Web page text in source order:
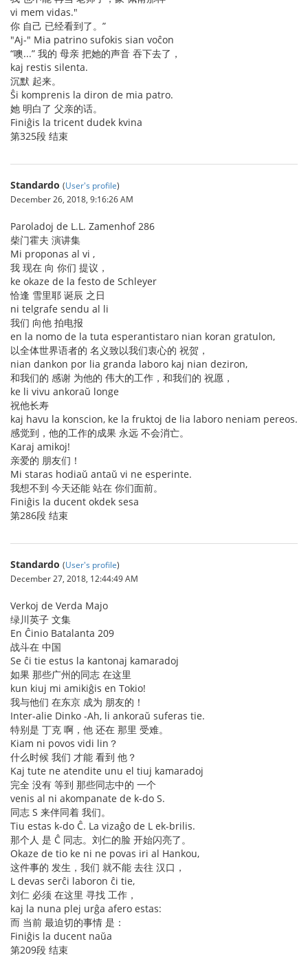
vi mem vidas."
你 自己 已经看到了。”
"Aj-" Mia patrino sufokis sian voĉon
“噢...” 我的 母亲 把她的声音 吞下去了，
kaj restis silenta.
沉默 起来。
Ŝi komprenis la diron de mia patro.
她 明白了 父亲的话。
Finiĝis la tricent dudek kvina
第325段 结束
Standardo (User's profile)
December 26, 2018, 9:16:26 AM
Paroladoj de L.L. Zamenhof 286
柴门霍夫 演讲集
Mi proponas al vi ,
我 现在 向 你们 提议，
ke okaze de la festo de Schleyer
恰逢 雪里耶 诞辰 之日
ni telgrafe sendu al li
我们 向他 拍电报
en la nomo de la tuta esperantistaro nian koran gratulon,
以全体世界语者的 名义致以我们衷心的 祝贺，
nian dankon por lia granda laboro kaj nian deziron,
和我们的 感谢 为他的 伟大的工作，和我们的 祝愿，
ke li vivu ankoraŭ longe
祝他长寿
kaj havu la konscion, ke la fruktoj de lia laboro neniam pereos.
感觉到，他的工作的成果 永远 不会消亡。
Karaj amikoj!
亲爱的 朋友们！
Mi staras hodiaŭ antaŭ vi ne esperinte.
我想不到 今天还能 站在 你们面前。
Finiĝis la ducent okdek sesa
第286段 结束
Standardo (User's profile)
December 27, 2018, 12:44:49 AM
Verkoj de Verda Majo
绿川英子 文集
En Ĉinio Batalanta 209
战斗在 中国
Se ĉi tie estus la kantonaj kamaradoj
如果 那些广州的同志 在这里
kun kiuj mi amikiĝis en Tokio!
我与他们 在东京 成为 朋友的！
Inter-alie Dinko -Ah, li ankoraŭ suferas tie.
特别是 丁克 啊，他 还在 那里 受难。
Kiam ni povos vidi lin？
什么时候 我们 才能 看到 他？
Kaj tute ne atendite unu el tiuj kamaradoj
完全 没有 等到 那些同志中的 一个
venis al ni akompanate de k-do S.
同志 S 来伴同着 我们。
Tiu estas k-do Ĉ. La vizaĝo de L ek-brilis.
那个人 是 Ĉ 同志。刘仁的脸 开始闪亮了。
Okaze de tio ke ni ne povas iri al Hankou,
这件事的 发生，我们 就不能 去往 汉口，
L devas serĉi laboron ĉi tie,
刘仁 必须 在这里 寻找 工作，
kaj la nuna plej urĝa afero estas:
而 当前 最迫切的事情 是：
Finiĝis la ducent naŭa
第209段 结束